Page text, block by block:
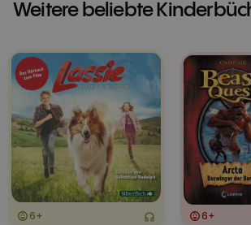
Weitere beliebte
6+ 6+